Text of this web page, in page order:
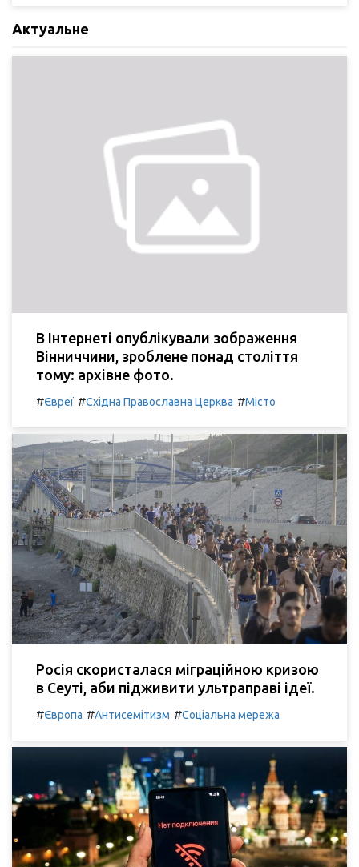
Актуальне
В Інтернеті опублікували зображення
Вінниччини, зроблене понад століття
тому: архівне фото.
#Євреї #Східна Православна Церква #Місто
Росія скористалася міграційною кризою
в Сеуті, аби підживити ультраправі ідеї.
#Європа #Антисемітизм #Соціальна мережа